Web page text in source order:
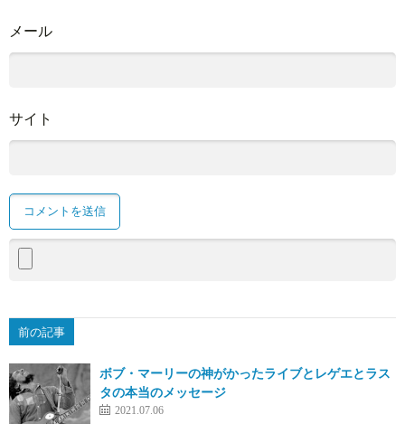
メール
サイト
前の記事
ボブ・マーリーの神がかったライブとレゲエとラス
タの本当のメッセージ
2021.07.06